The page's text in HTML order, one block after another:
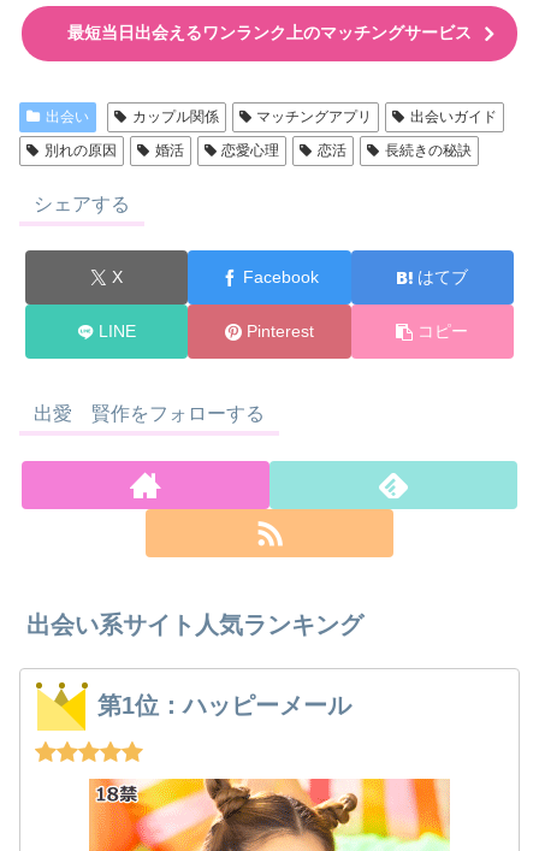
最短当日出会えるワンランク上のマッチングサービス
出会い カップル関係 マッチングアプリ
出会いガイド
別れの原因
婚活 恋愛心理 恋活 長続きの秘訣
シェアする
X Facebook はてブ
LINE Pinterest コピー
出愛 賢作をフォローする
出会い系サイト人気ランキング
第1位：ハッピーメール